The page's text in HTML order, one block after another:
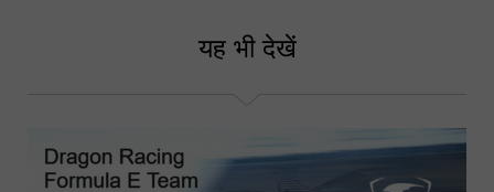
यह भी देखें